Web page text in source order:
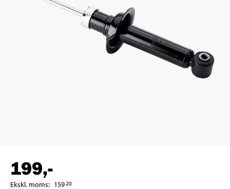
199,-
Ekskl. moms: 15920